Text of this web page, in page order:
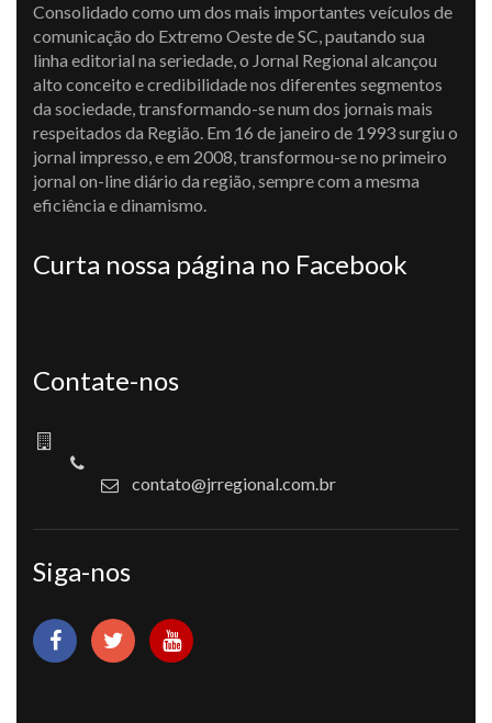
Consolidado como um dos mais importantes veículos de
comunicação do Extremo Oeste de SC, pautando sua
linha editorial na seriedade, o Jornal Regional alcançou
alto conceito e credibilidade nos diferentes segmentos
da sociedade, transformando-se num dos jornais mais
respeitados da Região. Em 16 de janeiro de 1993 surgiu o
jornal impresso, e em 2008, transformou-se no primeiro
jornal on-line diário da região, sempre com a mesma
eficiência e dinamismo.
Curta nossa página no Facebook
Contate-nos
contato@jrregional.com.br
Siga-nos